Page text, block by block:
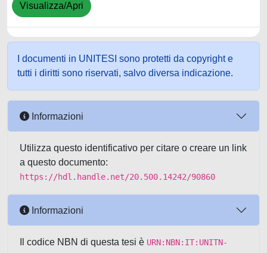
Visualizza/Apri
I documenti in UNITESI sono protetti da copyright e
tutti i diritti sono riservati, salvo diversa indicazione.
Informazioni
Utilizza questo identificativo per citare o creare un link
a questo documento:
https://hdl.handle.net/20.500.14242/90860
Informazioni
Il codice NBN di questa tesi è URN:NBN:IT:UNITN-